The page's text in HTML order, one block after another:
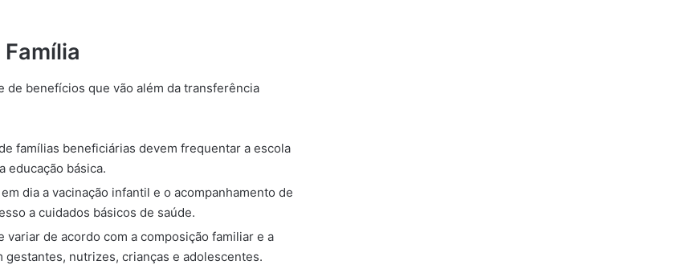
de benefícios que vão além da transferência
famílias beneficiárias devem frequentar a escola
educação básica.
dia a vacinação infantil e o acompanhamento de
a cuidados básicos de saúde.
variar de acordo com a composição familiar e a
nutrizes, crianças e adolescentes.